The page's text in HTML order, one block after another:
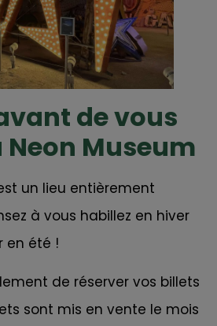
de vous
Museum
un lieu entièrement
à vous habillez en hiver
en été !
de réserver vos billets
sont mis en vente le mois